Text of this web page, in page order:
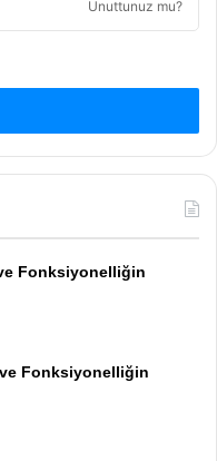
Unuttunuz mu?
Fonksiyonelliğin
ve Fonksiyonelliğin